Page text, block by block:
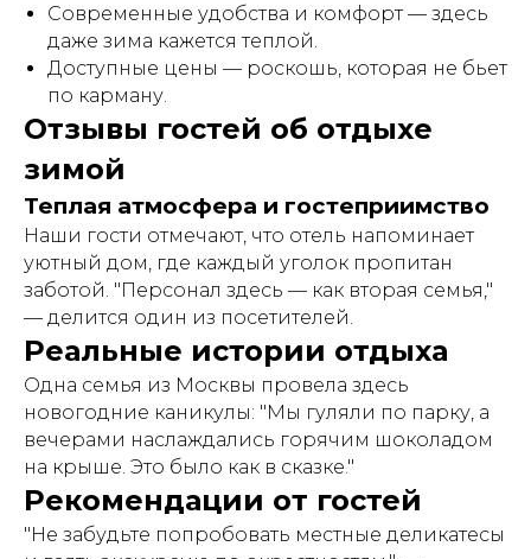
Современные удобства и комфорт — здесь
даже зима кажется теплой.
Доступные цены — роскошь, которая не бьет
по карману.
Отзывы гостей об отдыхе
зимой
Теплая атмосфера и гостеприимство
Наши гости отмечают, что отель напоминает
уютный дом, где каждый уголок пропитан
заботой. "Персонал здесь — как вторая семья,"
— делится один из посетителей.
Реальные истории отдыха
Одна семья из Москвы провела здесь
новогодние каникулы: "Мы гуляли по парку, а
вечерами наслаждались горячим шоколадом
на крыше. Это было как в сказке."
Рекомендации от гостей
"Не забудьте попробовать местные деликатесы